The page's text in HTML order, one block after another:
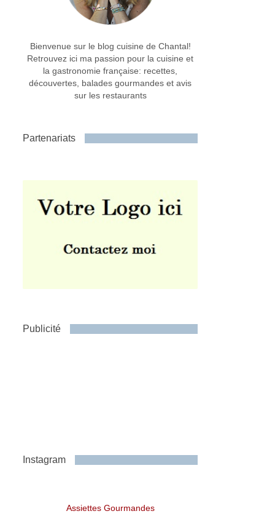
Bienvenue sur le blog cuisine de Chantal!
Retrouvez ici ma passion pour la cuisine et
la gastronomie française: recettes,
découvertes, balades gourmandes et avis
sur les restaurants
Partenariats
Publicité
Instagram
Assiettes Gourmandes